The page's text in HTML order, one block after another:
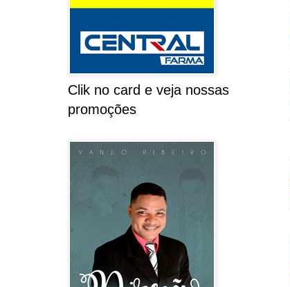
Clik no card e veja nossas
promoções